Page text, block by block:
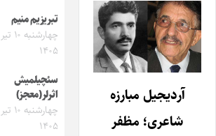
آردیجیل مبارزه
شاعری؛ مظفر
تبریزیم منیم
چهارشنبه ۱۰ تیر
۱۴۰۵
سئچیلمیش
اثرلر(معجز)
چهارشنبه ۱۰ تیر
۱۴۰۵